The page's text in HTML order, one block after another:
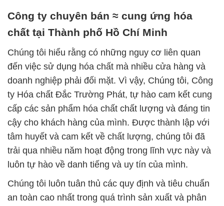
Công ty chuyên bán ≈ cung ứng hóa
chất tại Thành phố Hồ Chí Minh
Chúng tôi hiểu rằng có những nguy cơ liên quan
đến việc sử dụng hóa chất mà nhiều cửa hàng và
doanh nghiệp phải đối mặt. Vì vậy, Chúng tôi, Công
ty Hóa chất Đắc Trường Phát, tự hào cam kết cung
cấp các sản phẩm hóa chất chất lượng và đáng tin
cậy cho khách hàng của mình. Được thành lập với
tâm huyết và cam kết về chất lượng, chúng tôi đã
trải qua nhiều năm hoạt động trong lĩnh vực này và
luôn tự hào về danh tiếng và uy tín của mình.
Chúng tôi luôn tuân thủ các quy định và tiêu chuẩn
an toàn cao nhất trong quá trình sản xuất và phân